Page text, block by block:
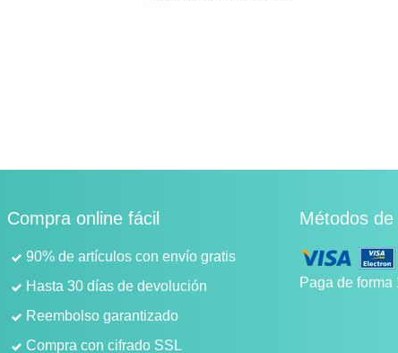
Compra online fácil
90% de artículos con envío gratis
Hasta 30 días de devolución
Reembolso garantizado
Compra con cifrado SSL
Métodos de
Paga de forma